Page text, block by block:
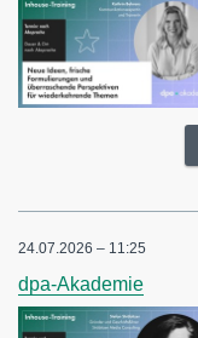
24.07.2026 – 11:25
dpa-Akademie